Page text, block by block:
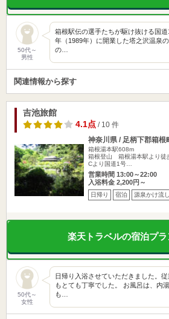
50代～
男性
箱根駅伝の選手たちが駆け抜ける国
年（1989年）に開業した塔之沢温泉
の…
関連情報から探す
吉池旅館
4.1点/ 10 件
神奈川県 / 足柄下郡箱根
箱根湯本駅608m
箱根登山 箱根湯本駅より徒
Cより国道1号…
営業時間 13:00～22:00
入浴料金 2,200円～
日帰り 宿泊 源泉かけ流し
楽天トラベルの宿泊プ
50代～
女性
日帰り入浴させていただきました。
もとても丁寧でした。 お風呂は、内
も…